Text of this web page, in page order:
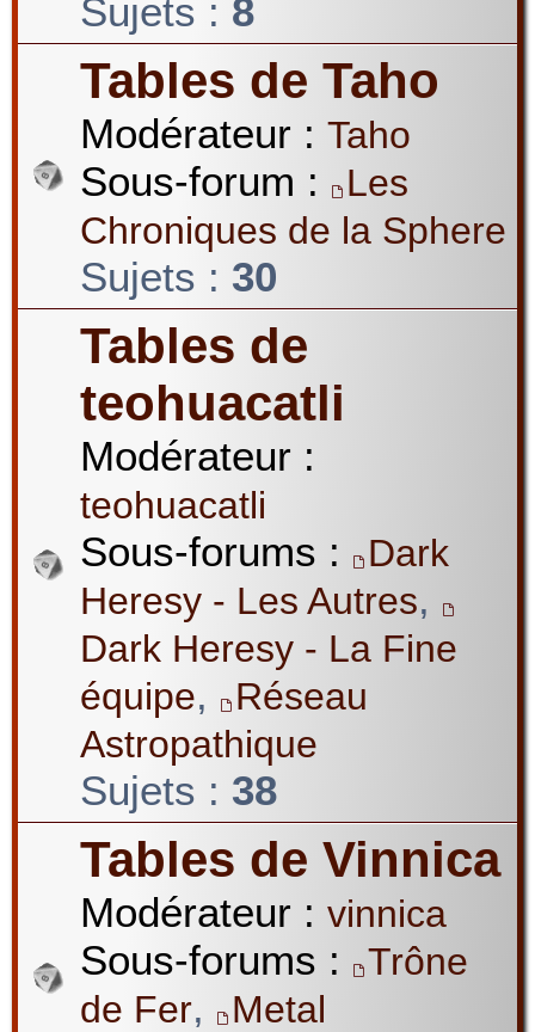
Sujets : 8
Tables de Taho
Modérateur : Taho
Sous-forum :
Les
Chroniques de la Sphere
Sujets : 30
Tables de
teohuacatli
Modérateur :
teohuacatli
Sous-forums :
Dark
Heresy - Les Autres,
Dark Heresy - La Fine
équipe,
Réseau
Astropathique
Sujets : 38
Tables de Vinnica
Modérateur : vinnica
Sous-forums :
Trône
de Fer,
Metal